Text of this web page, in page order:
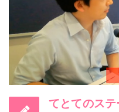
てとてのス